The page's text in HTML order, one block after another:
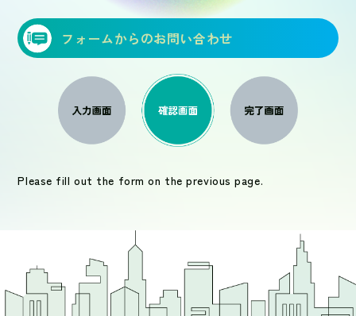
先輩社員の声
奥野 健治
一覧へ エントリー
お知らせ お問い合わせ / エントリー
会社概要
フォームからのお問い合わせ
Please fill out the form on the previous page.